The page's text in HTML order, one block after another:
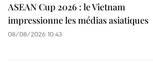
ASEAN Cup 2026 : le Vietnam
impressionne les médias asiatiques
08/08/2026 10:43